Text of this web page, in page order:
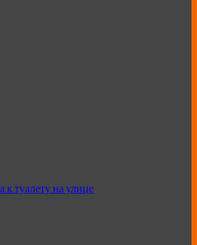
туалету на улице